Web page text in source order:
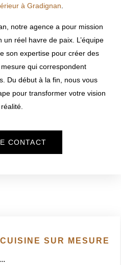
à Gradignan.
, notre agence a pour mission
réel havre de paix. L’équipe
son expertise pour créer des
qui correspondent
Du début à la fin, nous vous
pour transformer votre vision
CONTACT
SUR MESURE